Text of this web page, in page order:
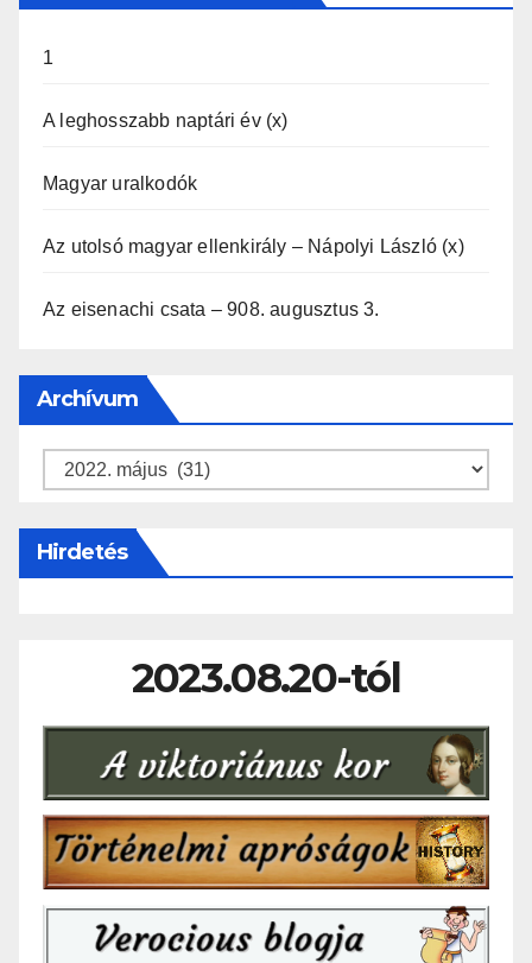
1
A leghosszabb naptári év (x)
Magyar uralkodók
Az utolsó magyar ellenkirály – Nápolyi László (x)
Az eisenachi csata – 908. augusztus 3.
Archívum
Archívum
Hirdetés
2023.08.20-tól